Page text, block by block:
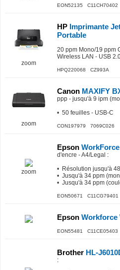
EON52135 C11CH70402
zoom
HP Imprimante
Portable
20 ppm Mono/19 ppm
Wireless LAN - USB
HPQ220068 CZ993A
zoom
Canon MAXIFY
ppp - jusqu'à 9 ipm
• 50 feuilles - USB-C
CON197979 7069C026
zoom
Epson
d'encre - A4/Legal :
• Résolution jusqu'à
• Jusqu'à 34 ppm
• Jusqu'à 34 ppm
EON50671 C11CG79401
Epson Workforce
EON55481 C11CE05403
Brother HL-
: